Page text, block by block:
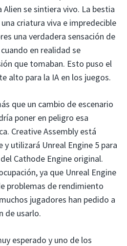
se sintiera vivo. La bestia
criatura viva e impredecible
una verdadera sensación de
en realidad se
que tomaban. Esto puso el
alto para la IA en los juegos.
que un cambio de escenario
poner en peligro esa
Creative Assembly está
utilizará Unreal Engine 5 para
Cathode Engine original.
ya que Unreal Engine
problemas de rendimiento
jugadores han pedido a
de usarlo.
esperado y uno de los